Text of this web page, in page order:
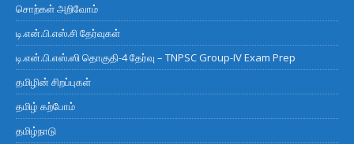
சொற்கள் அறிவோம்
டி.என்.பி.எஸ்.சி தேர்வுகள்
டி.என்.பி.எஸ்.ஸி தொகுதி-4 தேர்வு – TNPSC Group-IV Exam Prep
தமிழின் சிறப்புகள்
தமிழ் கற்போம்
தமிழ்நாடு